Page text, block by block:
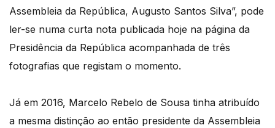
Assembleia da República, Augusto Santos Silva”, pode
ler-se numa curta nota publicada hoje na página da
Presidência da República acompanhada de três
fotografias que registam o momento.
Já em 2016, Marcelo Rebelo de Sousa tinha atribuído
a mesma distinção ao então presidente da Assembleia